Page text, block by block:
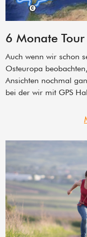
6 Monate
Auch wenn wir schon
Osteuropa
Ansichten nochmal
bei der wir mit GPS